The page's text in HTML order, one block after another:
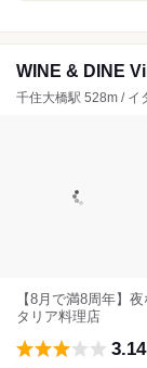
WINE & DINE
千住大橋駅 528m / イ
【8月で満8周年】
タリア料理店
3.14